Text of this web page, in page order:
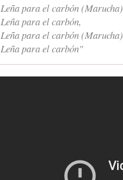
Leña para el carbón (Marucha)
Leña para el carbón,
Leña para el carbón (Marucha)
Leña para el carbón"